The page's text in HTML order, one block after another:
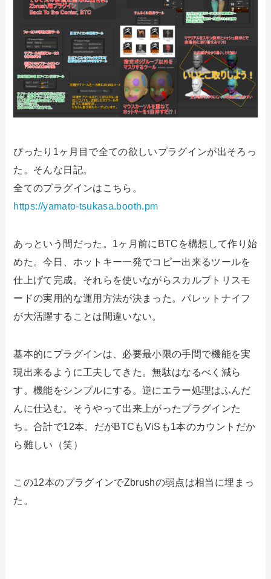
ぴったり1ヶ月目で全ての欲しいプラグインが出そろっ
た。そんな日記。
全てのプラグインはこちら。
https://yamato-tsukasa.booth.pm
あっという間だった。1ヶ月前にBTCを構想して作り始
めた。今日、ホットキー一発でコピー出来るツールを
仕上げて完成。それらを使いながらスカルプトリスモ
ードの実用的な運用方法が決まった。パレットナイフ
が大活躍することは間違いない。
基本的にプラグインは、必要最小限の手間で機能を実
現出来るように工夫してきた。無駄はなるべく減ら
す。機能をシンプルにする。逆にエラー処理はふんだ
んに仕込む。そうやって出来上がったプラグインた
ち。合計で12本。だがBTCもViSも1本のカウントだか
ら難しい（笑）
この12本のプラグインでZbrushの弱点は相当に埋まっ
た。